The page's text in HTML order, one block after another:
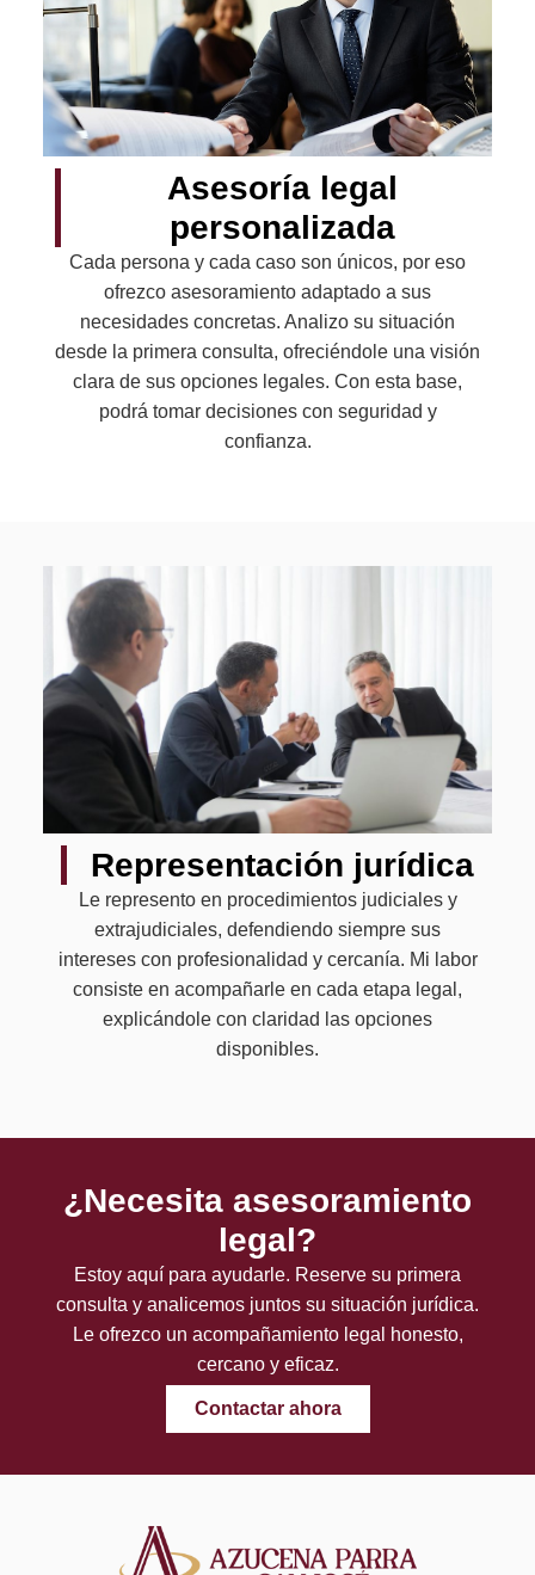
Asesoría legal
personalizada
Cada persona y cada caso son únicos, por eso
ofrezco asesoramiento adaptado a sus
necesidades concretas. Analizo su situación
desde la primera consulta, ofreciéndole una visión
clara de sus opciones legales. Con esta base,
podrá tomar decisiones con seguridad y
confianza.
Representación jurídica
Le represento en procedimientos judiciales y
extrajudiciales, defendiendo siempre sus
intereses con profesionalidad y cercanía. Mi labor
consiste en acompañarle en cada etapa legal,
explicándole con claridad las opciones
disponibles.
¿Necesita asesoramiento
legal?
Estoy aquí para ayudarle. Reserve su primera
consulta y analicemos juntos su situación jurídica.
Le ofrezco un acompañamiento legal honesto,
cercano y eficaz.
Contactar ahora